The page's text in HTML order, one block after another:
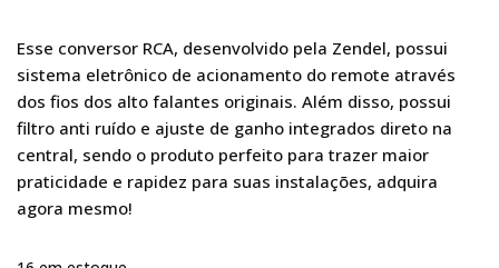
Esse conversor RCA, desenvolvido pela Zendel, possui
sistema eletrônico de acionamento do remote através
dos fios dos alto falantes originais. Além disso, possui
filtro anti ruído e ajuste de ganho integrados direto na
central, sendo o produto perfeito para trazer maior
praticidade e rapidez para suas instalações, adquira
agora mesmo!